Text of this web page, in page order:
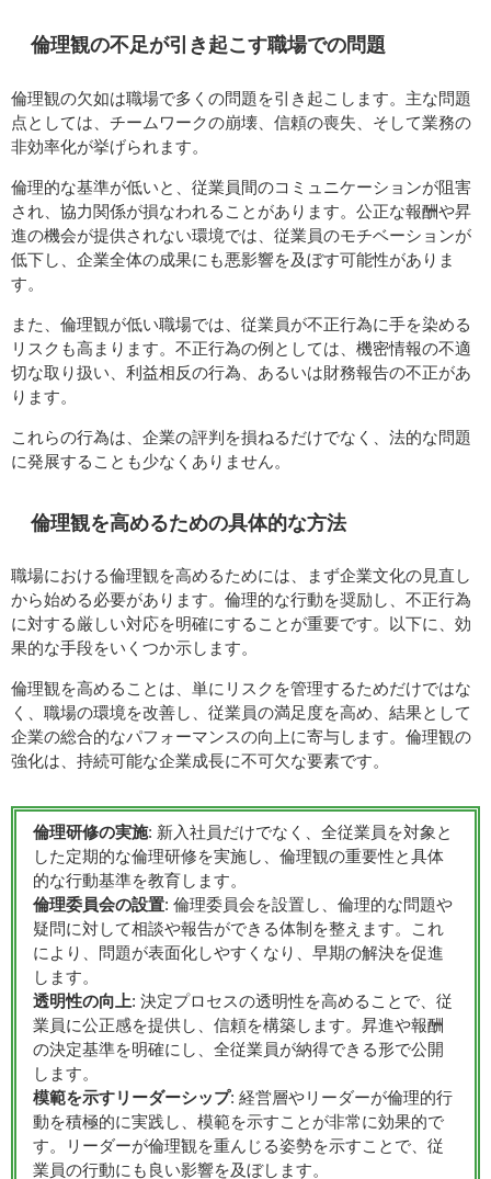
倫理観の不足が引き起こす職場での問題
倫理観の欠如は職場で多くの問題を引き起こします。主な問題
点としては、チームワークの崩壊、信頼の喪失、そして業務の
非効率化が挙げられます。
倫理的な基準が低いと、従業員間のコミュニケーションが阻害
され、協力関係が損なわれることがあります。公正な報酬や昇
進の機会が提供されない環境では、従業員のモチベーションが
低下し、企業全体の成果にも悪影響を及ぼす可能性がありま
す。
また、倫理観が低い職場では、従業員が不正行為に手を染める
リスクも高まります。不正行為の例としては、機密情報の不適
切な取り扱い、利益相反の行為、あるいは財務報告の不正があ
ります。
これらの行為は、企業の評判を損ねるだけでなく、法的な問題
に発展することも少なくありません。
倫理観を高めるための具体的な方法
職場における倫理観を高めるためには、まず企業文化の見直し
から始める必要があります。倫理的な行動を奨励し、不正行為
に対する厳しい対応を明確にすることが重要です。以下に、効
果的な手段をいくつか示します。
倫理観を高めることは、単にリスクを管理するためだけではな
く、職場の環境を改善し、従業員の満足度を高め、結果として
企業の総合的なパフォーマンスの向上に寄与します。倫理観の
強化は、持続可能な企業成長に不可欠な要素です。
倫理研修の実施: 新入社員だけでなく、全従業員を対象と
した定期的な倫理研修を実施し、倫理観の重要性と具体
的な行動基準を教育します。
倫理委員会の設置: 倫理委員会を設置し、倫理的な問題や
疑問に対して相談や報告ができる体制を整えます。これ
により、問題が表面化しやすくなり、早期の解決を促進
します。
透明性の向上: 決定プロセスの透明性を高めることで、従
業員に公正感を提供し、信頼を構築します。昇進や報酬
の決定基準を明確にし、全従業員が納得できる形で公開
します。
模範を示すリーダーシップ: 経営層やリーダーが倫理的行
動を積極的に実践し、模範を示すことが非常に効果的で
す。リーダーが倫理観を重んじる姿勢を示すことで、従
業員の行動にも良い影響を及ぼします。